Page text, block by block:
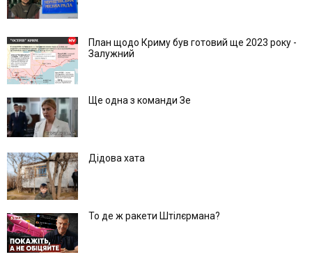
План щодо Криму був готовий ще 2023 року -
Залужний
Ще одна з команди Зе
Дідова хата
То де ж ракети Штілєрмана?